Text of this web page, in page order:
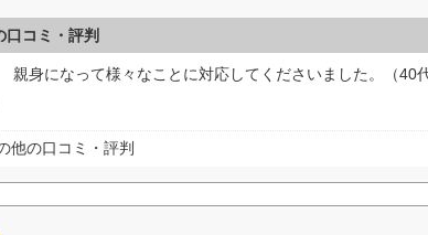
口コミ・評判
親身になって様々なことに対応してくださいました。（40
他の口コミ・評判